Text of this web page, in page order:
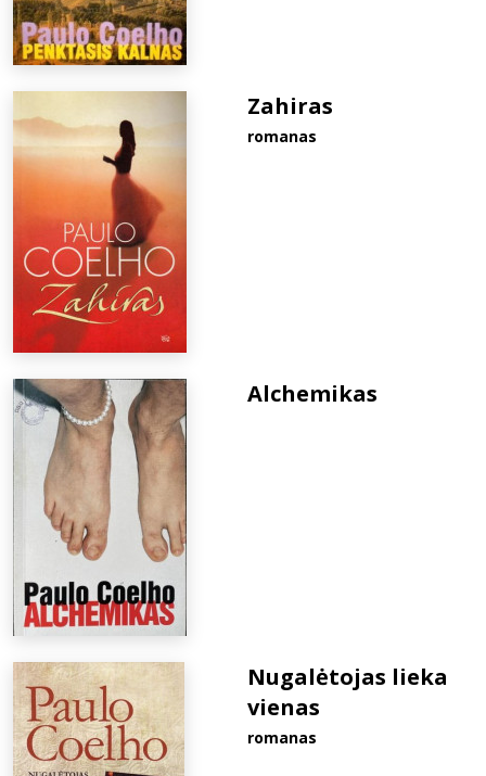
Zahiras
romanas
Alchemikas
Nugalėtojas lieka
vienas
romanas